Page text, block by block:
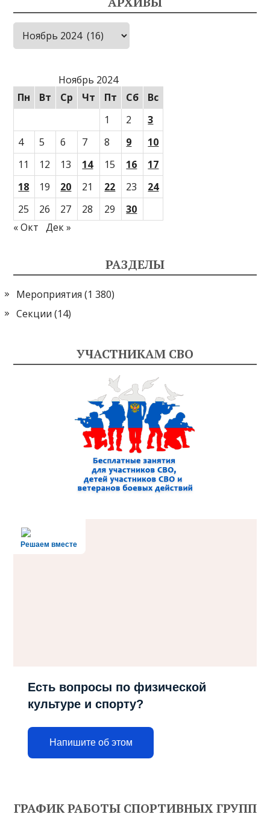
Архивы
Ноябрь 2024
Пн
Вт Ср Чт Пт Сб
Вс
1
2
3
4
5 6 7 8 9
10
11
12 13 14 15 16
17
18
19 20 21 22 23
24
25
26 27 28 29
30
« Окт
Дек »
РАЗДЕЛЫ
Мероприятия (1 380)
Секции (14)
УЧАСТНИКАМ СВО
Решаем вместе
Есть вопросы по физической
культуре и спорту?
Напишите об этом
ГРАФИК РАБОТЫ СПОРТИВНЫХ ГРУПП